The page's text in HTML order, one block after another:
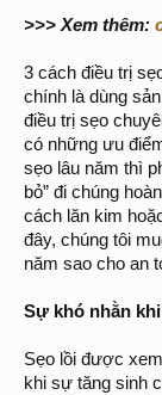
>>> Xem thêm:
3 cách điều trị
chính là dùng
điều trị sẹo
có những ưu
sẹo lâu năm thì
bỏ” đi chúng
cách lăn kim
đây, chúng tôi
năm sao cho an
Sự khó nhằn
Sẹo lồi được
khi sự tăng sinh